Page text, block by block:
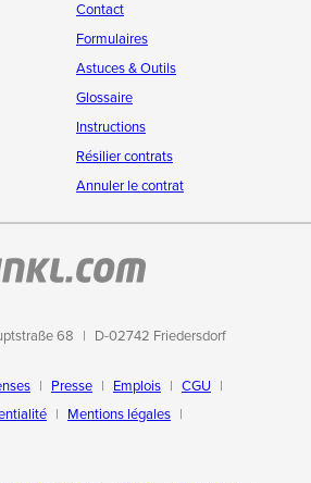
Contact
Formulaires
Astuces & Outils
Glossaire
Instructions
Résilier contrats
Annuler le contrat
68 D-02742 Friedersdorf
Presse Emplois
CGU
Mentions légales